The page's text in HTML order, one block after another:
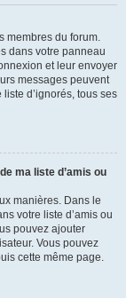
membres du forum.
dans votre panneau
et leur envoyer
messages peuvent
d’ignorés, tous ses
ma liste d’amis ou
manières. Dans le
votre liste d’amis ou
pouvez ajouter
Vous pouvez
cette même page.